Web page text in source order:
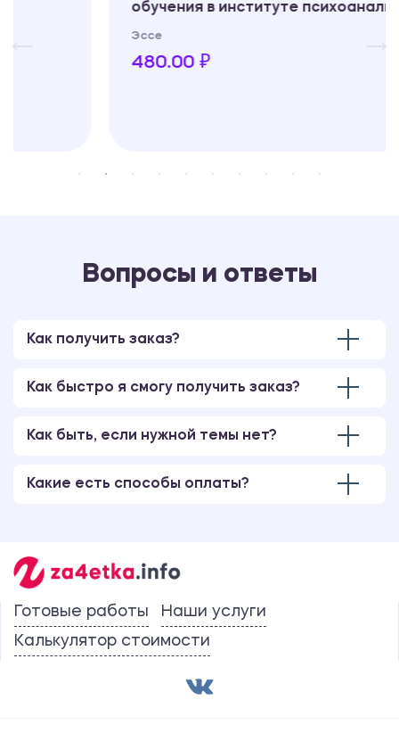
обучения в институте психоанализа
480.00 ₽
Вопросы и ответы
Как получить заказ?
Как быстро я смогу получить заказ?
Как быть, если нужной темы нет?
Какие есть способы оплаты?
Готовые работы
Наши услуги
Калькулятор стоимости